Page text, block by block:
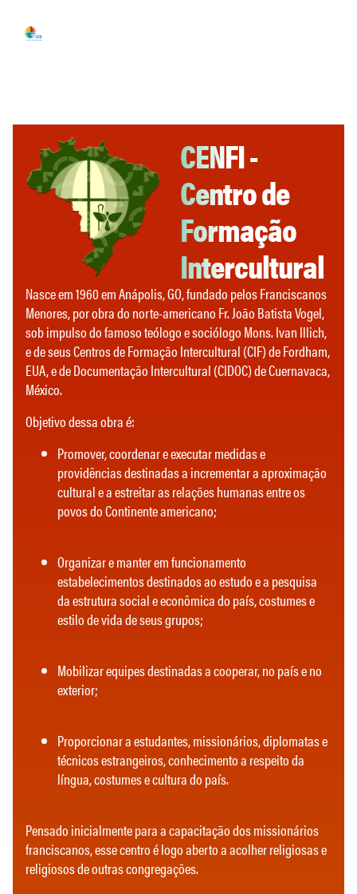
CENFI -
Centro de
Formação
Intercultural
Nasce em 1960 em Anápolis, GO, fundado pelos Franciscanos
Menores, por obra do norte-americano Fr. João Batista Vogel,
sob impulso do famoso teólogo e sociólogo Mons. Ivan Illich,
e de seus Centros de Formação Intercultural (CIF) de Fordham,
EUA, e de Documentação Intercultural (CIDOC) de Cuernavaca,
México.
Objetivo dessa obra é:
Promover, coordenar e executar medidas e
providências destinadas a incrementar a aproximação
cultural e a estreitar as relações humanas entre os
povos do Continente americano;
Organizar e manter em funcionamento
estabelecimentos destinados ao estudo e a pesquisa
da estrutura social e econômica do país, costumes e
estilo de vida de seus grupos;
Mobilizar equipes destinadas a cooperar, no país e no
exterior;
Proporcionar a estudantes, missionários, diplomatas e
técnicos estrangeiros, conhecimento a respeito da
língua, costumes e cultura do país.
Pensado inicialmente para a capacitação dos missionários
franciscanos, esse centro é logo aberto a acolher religiosas e
religiosos de outras congregações.